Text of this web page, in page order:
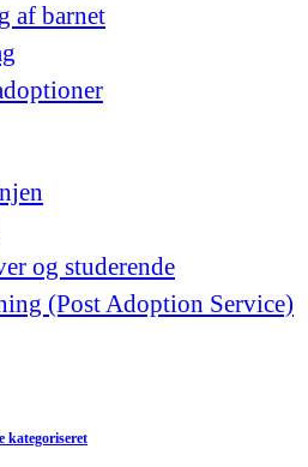
af barnet
og studerende
(Post Adoption Service)
kategoriseret